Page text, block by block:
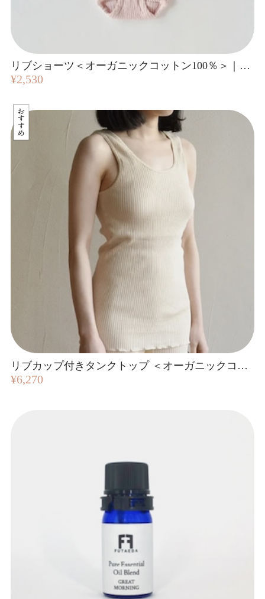
リブショーツ＜オーガニックコットン100％＞｜天衣無縫
¥2,530
リブカップ付きタンクトップ ＜オーガニックコットン100％＞
¥6,270